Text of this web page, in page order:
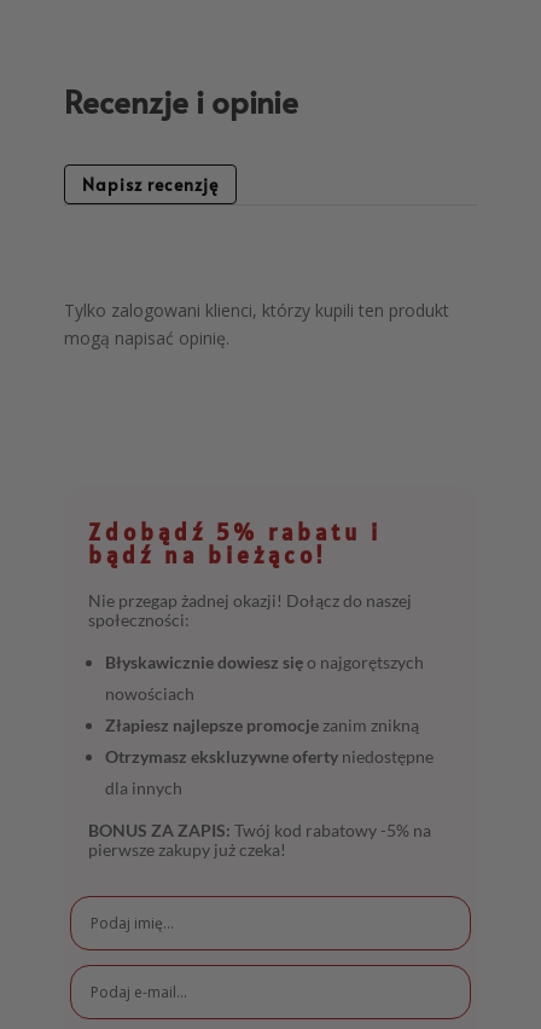
Recenzje i opinie
Napisz recenzję
Tylko zalogowani klienci, którzy kupili ten produkt
mogą napisać opinię.
Zdobądź 5% rabatu i
bądź na bieżąco!
Nie przegap żadnej okazji! Dołącz do naszej
społeczności:
Błyskawicznie dowiesz sięo najgorętszych
nowościach
Złapiesz najlepsze promocje zanim znikną
Otrzymasz ekskluzywne oferty niedostępne
dla innych
BONUS ZA ZAPIS: Twój kod rabatowy -5% na
pierwsze zakupy już czeka!